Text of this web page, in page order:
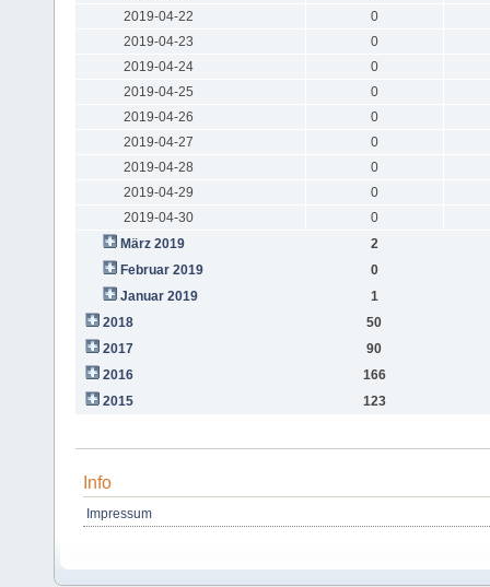
2019-04-22
0
2019-04-23
0
2019-04-24
0
2019-04-25
0
2019-04-26
0
2019-04-27
0
2019-04-28
0
2019-04-29
0
2019-04-30
0
März 2019
2
Februar 2019
0
Januar 2019
1
2018
50
2017
90
2016
166
2015
123
Info
Impressum